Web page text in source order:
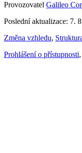
Provozovatel Galileo
Poslední aktualizace: 7.
Změna vzhledu,
Prohlášení o přístupnosti,